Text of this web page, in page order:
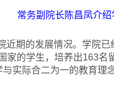
常务副院长陈昌凤介
近期的发展情况。学院
家的学生，培养出163
实际合二为一的教育理